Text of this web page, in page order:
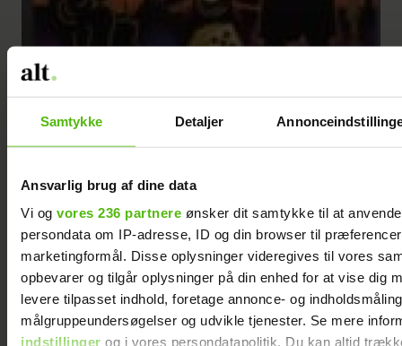
Samtykke Detaljer
Ansvarlig brug af dine data
Vi og vores 236 partnere ønsker dit samtykke til at
persondata om IP-adresse, ID og din browser til
marketingformål. Disse oplysninger videregives til vores
opbevarer og tilgår oplysninger på din enhed for at vise dig
levere tilpasset indhold, foretage annonce- og
målgruppeundersøgelser og udvikle tjenester. Se mere
indstillinger og i vores persondatapolitik. Du kan altid
Borgen, varierende sidetal, 99 kr.
Få flere bogtip på næstes side.
Creative direktor Helle Vestergaard: